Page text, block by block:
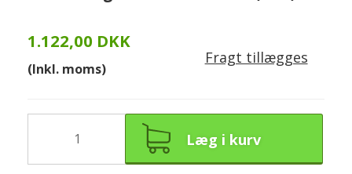
1.122,00 DKK
(Inkl. moms)
Fragt tillægges
Læg i kurv